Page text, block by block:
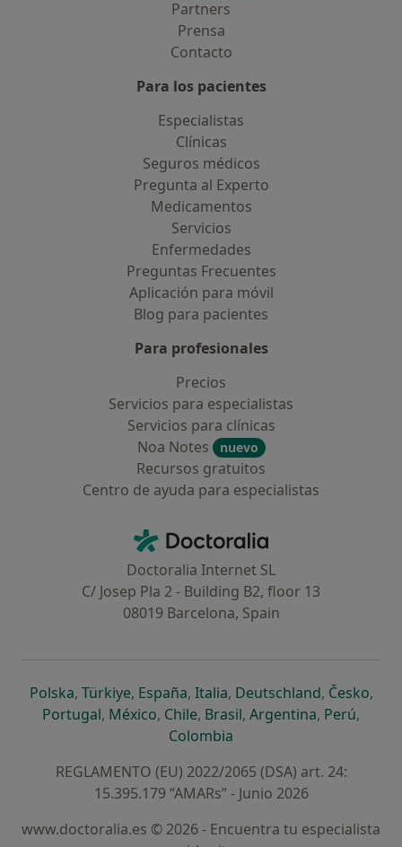
Partners
Prensa
Contacto
Para los pacientes
Especialistas
Clínicas
Seguros médicos
Pregunta al Experto
Medicamentos
Servicios
Enfermedades
Preguntas Frecuentes
Aplicación para móvil
Blog para pacientes
Para profesionales
Precios
Servicios para especialistas
Servicios para clínicas
Noa Notes
nuevo
Recursos gratuitos
Centro de ayuda para especialistas
Doctoralia - Página de inicio
Doctoralia Internet SL
C/ Josep Pla 2 - Building B2, floor 13
08019 Barcelona, Spain
Polskase abre en una nueva pestaña
, Türkiyese abre en una nueva pestaña
, Españase abre en una nueva pestaña
, Italiase abre en una nueva
, Deutschlandse abre en
, Českose
,
Portugalse abre en una nueva pestaña
, Méxicose abre en una nueva pestaña
, Chilese abre en una nueva pestaña
, Brasilse abre en una nueva
, Argentinase abre en
, Perúse
,
Colombia
REGLAMENTO (EU) 2022/2065 (DSA) art. 24:
15.395.179 “AMARs” - Junio 2026
www.doctoralia.es © 2026 - Encuentra tu especialista